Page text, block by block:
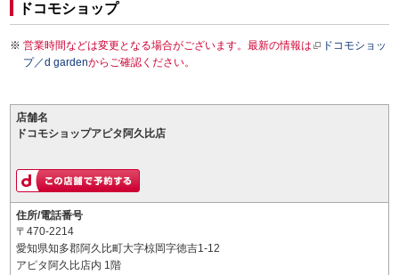
ドコモショップ
営業時間などは変更となる場合がございます。最新の情報は
ドコモショッ
プ／d gardenからご確認ください。
店舗名
ドコモショップアピタ阿久比店
住所/電話番号
〒470-2214
愛知県知多郡阿久比町大字椋岡字徳吉1-12
アピタ阿久比店内 1階